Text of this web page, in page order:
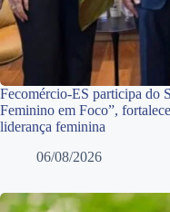
Fecomércio-ES participa do
Feminino em Foco”,
liderança feminina
06/08/2026